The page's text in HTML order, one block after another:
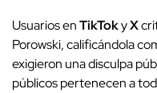
Usuarios enTikTokyX
Porowski, calificándola
exigieron una disculpa
públicos pertenecen a